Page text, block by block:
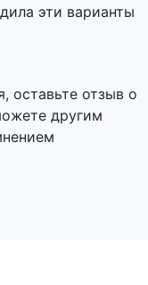
эти варианты
оставьте отзыв о
другим